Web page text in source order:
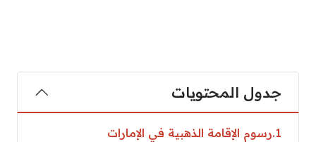
جدول المحتويات
1 رسوم الإقامة الذهبية في الإمارات